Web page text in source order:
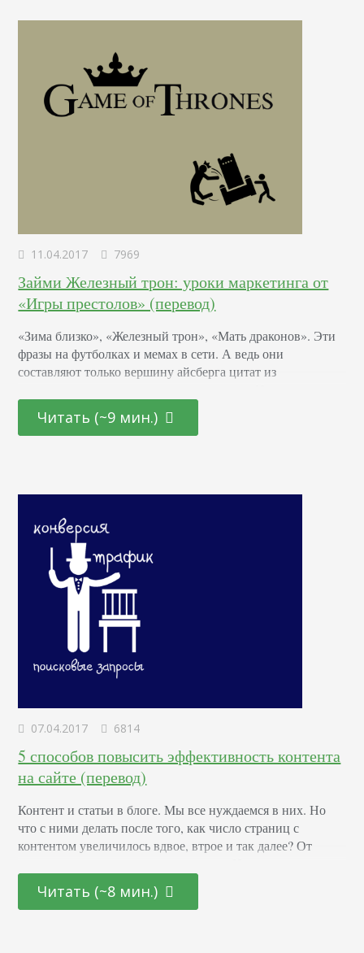
что нам повезло с подтверждением Фантома в мае 2015…
11.04.2017 7969
Займи Железный трон: уроки маркетинга от
«Игры престолов» (перевод)
«Зима близко», «Железный трон», «Мать драконов». Эти
фразы на футболках и мемах в сети. А ведь они
составляют только вершину айсберга цитат из
престолов». Каждый год на 10 недель 20 миллионов
зрителей по всему миру в более чем 173 странах мира
Читать (~9 мин.)
07.04.2017 6814
5 способов повысить эффективность контента
на сайте (перевод)
Контент и статьи в блоге. Мы все нуждаемся в них. Но
что с ними делать после того, как число страниц с
контентом увеличилось вдвое, втрое и так далее? От
поддерживать актуальность контента? На каких
страницах нужно фокусироваться? Что конкретно с ними
Читать (~8 мин.)